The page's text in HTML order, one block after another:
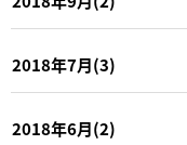
2018年7月(3)
2018年6月(2)